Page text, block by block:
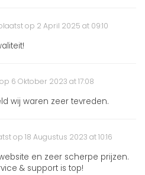
op 2 April 2025 at 09:10
6 Oktober 2023 at 17:08
wij waren zeer tevreden.
op 18 Augustus 2023 at 10:16
en zeer scherpe prijzen.
& support is top!